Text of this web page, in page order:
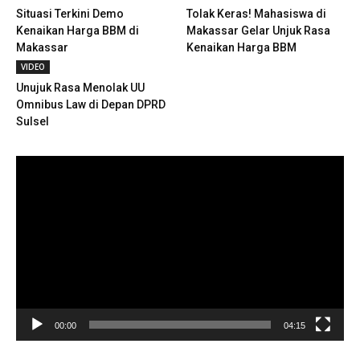
Situasi Terkini Demo
Kenaikan Harga BBM di
Makassar
Tolak Keras! Mahasiswa di
Makassar Gelar Unjuk Rasa
Kenaikan Harga BBM
VIDEO
Unujuk Rasa Menolak UU
Omnibus Law di Depan DPRD
Sulsel
00:00 04:15